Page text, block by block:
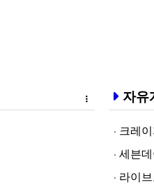
자유
크레이지
세븐데이
라­이브토­